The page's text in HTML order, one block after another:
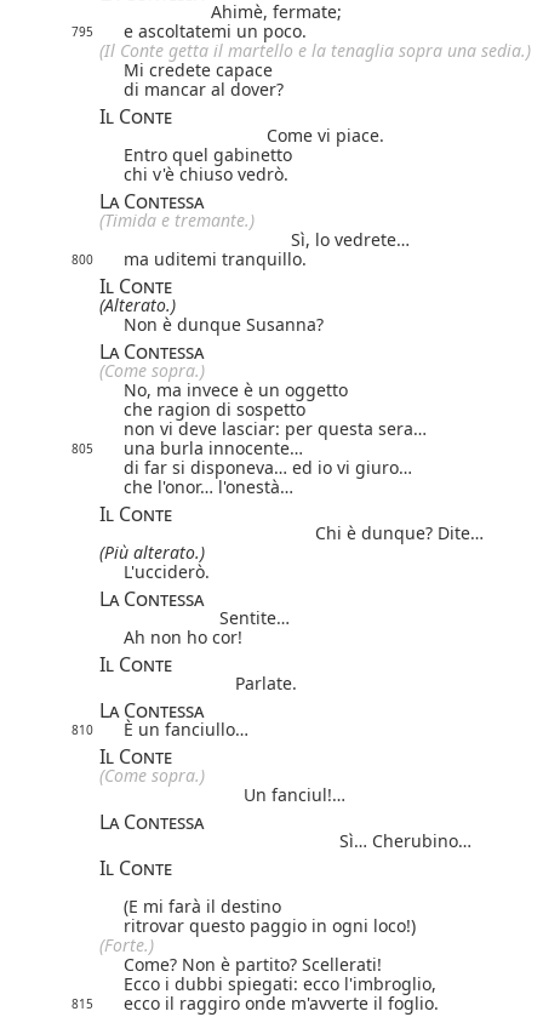
Ahimè, fermate;
795
e ascoltatemi un poco.
(Il Conte getta il martello e la tenaglia sopra una sedia.)
Mi credete capace
di mancar al dover?
Il Conte
Come vi piace.
Entro quel gabinetto
chi v'è chiuso vedrò.
La Contessa
(Timida e tremante.)
Sì, lo vedrete…
800 ma uditemi tranquillo.
Il Conte
(Alterato.)
Non è dunque Susanna?
La Contessa
(Come sopra.)
No, ma invece è un oggetto
che ragion di sospetto
non vi deve lasciar: per questa sera…
805
una burla innocente…
di far si disponeva… ed io vi giuro…
che l'onor… l'onestà…
Il Conte
Chi è dunque? Dite…
(Più alterato.)
L'ucciderò.
La Contessa
Sentite…
Ah non ho cor!
Il Conte
Parlate.
La Contessa
810 È un fanciullo…
Il Conte
(Come sopra.)
Un fanciul!…
La Contessa
Sì… Cherubino…
Il Conte
(E mi farà il destino
ritrovar questo paggio in ogni loco!)
(Forte.)
Come? Non è partito? Scellerati!
Ecco i dubbi spiegati: ecco l'imbroglio,
815 ecco il raggiro onde m'avverte il foglio.